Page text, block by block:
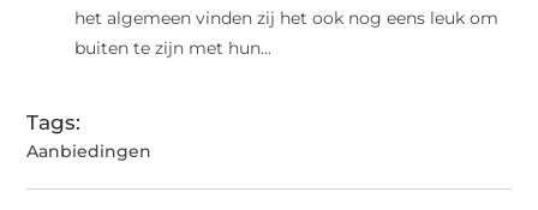
het algemeen vinden zij het ook nog eens leuk om
buiten te zijn met hun...
Tags:
Aanbiedingen